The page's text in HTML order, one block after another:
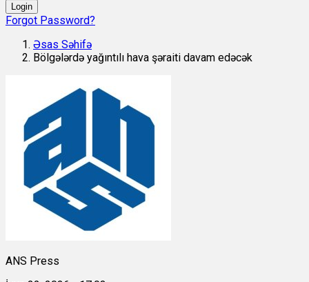
Login
Forgot Password?
Əsas Səhifə
Bölgələrdə yağıntılı hava şəraiti davam edəcək
ANS Press